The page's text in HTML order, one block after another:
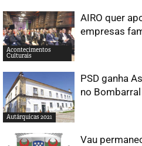
Acontecimentos
Culturais
AIRO quer
empresas
Autárquicas 2021
PSD ganha
no Bombarral
Vau